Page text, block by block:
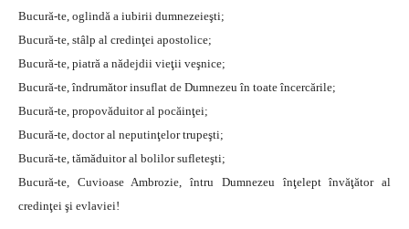
Bucură-te, oglindă a iubirii dumnezeieşti;
Bucură-te, stâlp al credinţei apostolice;
Bucură-te, piatră a nădejdii vieţii veşnice;
Bucură-te, îndrumător insuflat de Dumnezeu în toate încercările;
Bucură-te, propovăduitor al pocăinţei;
Bucură-te, doctor al neputinţelor trupeşti;
Bucură-te, tămăduitor al bolilor sufleteşti;
Bucură-te, Cuvioase Ambrozie, întru Dumnezeu înţelept învăţător al
credinţei şi evlaviei!